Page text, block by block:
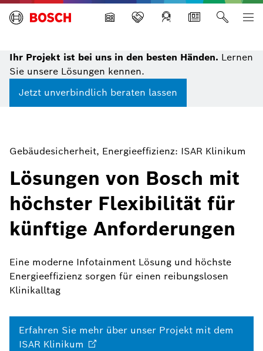
Building Technologies
Ihr Projekt ist bei uns in den besten Händen. Lernen
Sie unsere Lösungen kennen.
Jetzt unverbindlich beraten lassen
Gebäudesicherheit, Energieeffizienz: ISAR Klinikum
Lösungen von Bosch mit
höchster Flexibilität für
künftige Anforderungen
Eine moderne Infotainment Lösung und höchste
Energieeffizienz sorgen für einen reibungslosen
Klinikalltag
Erfahren Sie mehr über unser Projekt mit dem
ISAR Klinikum